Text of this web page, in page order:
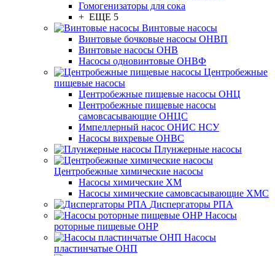
Гомогенизаторы для сока
+ ЕЩЕ 5
Винтовые насосы
Винтовые бочковые насосы ОНВП
Винтовые насосы ОНВ
Насосы одновинтовые ОНВФ
Центробежные
пищевые насосы
Центробежные пищевые насосы ОНЦ
Центробежные пищевые насосы
самовсасывающие ОНЦС
Импеллерный насос ОНИС НСУ
Насосы вихревые ОНВС
Плунжерные насосы
Центробежные химические насосы
Насосы химические ХМ
Насосы химические самовсасывающие ХМС
Диспергаторы РПА
Насосы
роторные пищевые ОНР
Насосы
пластинчатые ОНП